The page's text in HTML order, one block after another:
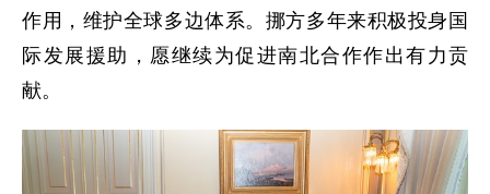
作用，维护全球多边体系。挪方多年来积极投身国
际发展援助，愿继续为促进南北合作作出有力贡
献。